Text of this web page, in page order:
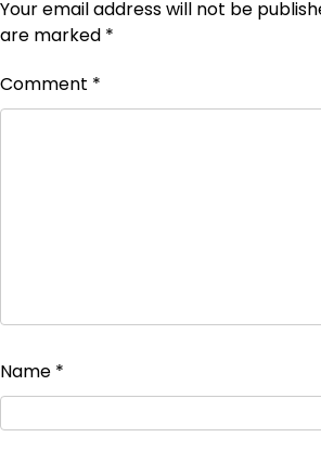
Your email address will not be
are marked *
Comment *
Name *